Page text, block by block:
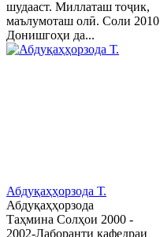
шудааст. Миллаташ тоҷик,
маълумоташ олӣ. Соли 2010
Донишгоҳи да...
Абдуқаҳҳорзода Т.
Абдуқаҳҳорзода
Таҳмина Солҳои 2000 -
2002-Лаборанти кафедраи